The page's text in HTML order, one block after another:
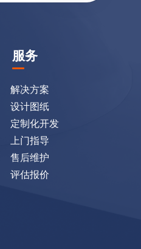
服务
解决方案
设计图纸
定制化开发
上门指导
售后维护
评估报价